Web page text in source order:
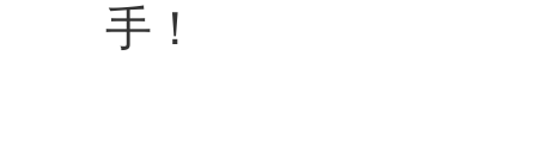
手！